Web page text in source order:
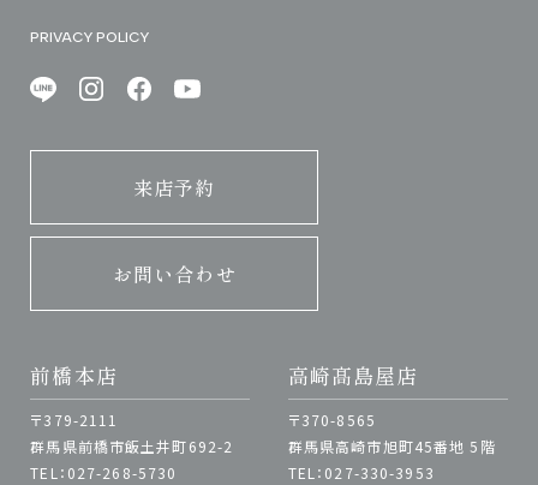
PRIVACY POLICY
来店予約
お問い合わせ
前橋本店
〒379-2111
群馬県前橋市飯土井町692-2
TEL：027-268-5730
高崎髙島屋店
〒370-8565
群馬県高崎市旭町45番地 5階
TEL：027-330-3953